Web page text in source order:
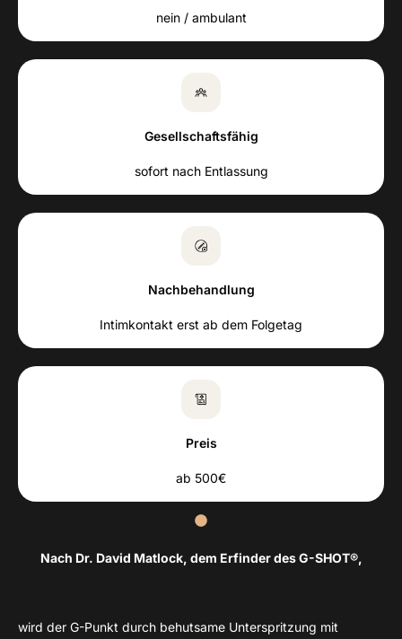
nein / ambulant
Gesellschaftsfähig
sofort nach Entlassung
Nachbehandlung
Intimkontakt erst ab dem Folgetag
Preis
ab 500€
Nach Dr. David Matlock, dem Erfinder des G-SHOT®,
wird der G-Punkt durch behutsame Unterspritzung mit